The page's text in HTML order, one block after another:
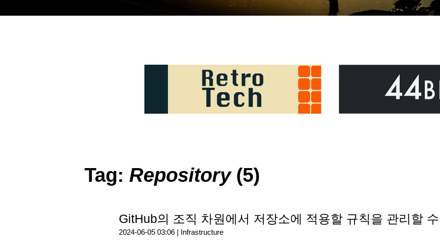
Tag: Repository(5)
GitHub의 조직 차원에서 저장소에 적용할 규칙을 관리할
2024-06-05 03:06 | Infrastructure